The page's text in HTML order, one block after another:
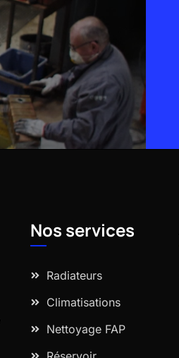
Nos services
Radiateurs
Climatisations
Nettoyage FAP